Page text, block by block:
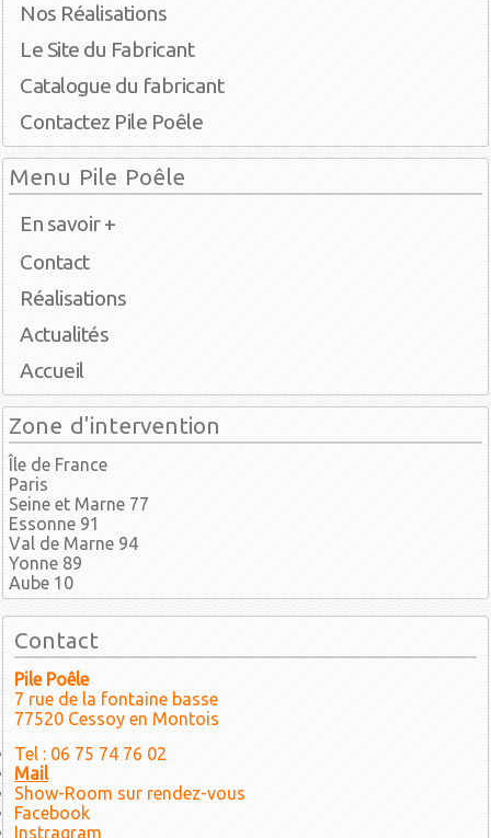
Nos Réalisations
Le Site du Fabricant
Catalogue du fabricant
Contactez Pile Poêle
Menu Pile Poêle
En savoir +
Contact
Réalisations
Actualités
Accueil
Zone d'intervention
Île de France
Paris
Seine et Marne 77
Essonne 91
Val de Marne 94
Yonne 89
Aube 10
Contact
Pile Poêle
7 rue de la fontaine basse
77520 Cessoy en Montois
Tel : 06 75 74 76 02
Mail
Show-Room sur rendez-vous
Facebook
Instragram